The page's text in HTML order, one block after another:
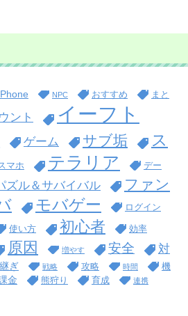
NPC おすすめ まと
ント イーフト
ゲーム サブ垢
ス
マホ テラリア デー
ズル＆サバイバル
ファン
モバゲー ログイン
使い方 初心者 効率
原因 増やす 安全
対
ぎ 戦略 攻略 時間
機
金 熊狩り 育成
連携